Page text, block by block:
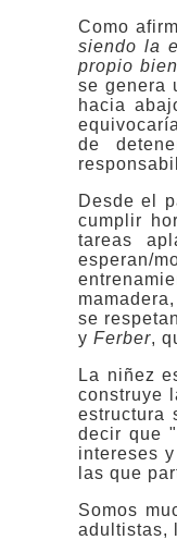
Como
siendo la
propio
se genera
hacia
de
Desde el
cumplir
tareas
esperan/
se
y Ferber,
La niñez
construye
estructura
decir que
intereses
las que
Somos
adultistas,